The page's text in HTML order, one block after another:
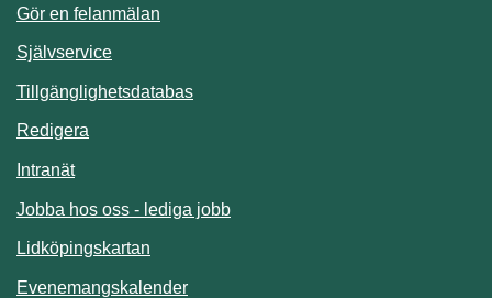
Gör en felanmälan
SjälvserviceLänk till annan webbplats.
TillgänglighetsdatabasLänk till annan webbplats.
Redigera
IntranätLänk till annan webbplats.
Jobba hos oss - lediga jobb
Lidköpingskartan
EvenemangskalenderLänk till annan webbplats.